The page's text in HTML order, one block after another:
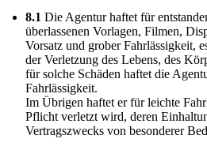
8.1 Die Agentur haftet für
überlassenen Vorlagen, Filmen,
Vorsatz und grober Fahrlässigkeit,
der Verletzung des Lebens, des
für solche Schäden haftet die
Fahrlässigkeit.
Im Übrigen haftet er für leichte
Pflicht verletzt wird, deren
Vertragszwecks von besonderer